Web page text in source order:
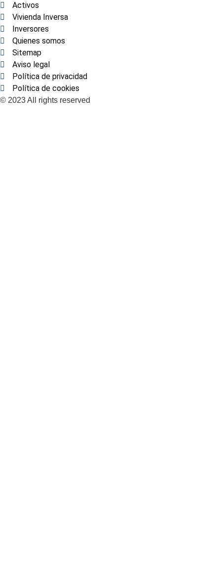
Activos
Vivienda Inversa
Inversores
Quienes somos
Sitemap
Aviso legal
Política de privacidad
Política de cookies
© 2023 All rights reserved​